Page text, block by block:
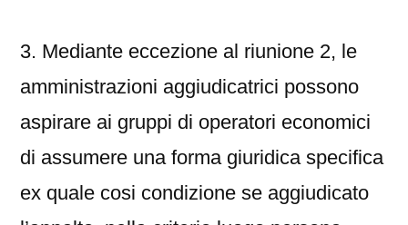
3. Mediante eccezione al riunione 2, le
amministrazioni aggiudicatrici possono
aspirare ai gruppi di operatori economici
di assumere una forma giuridica specifica
ex quale cosi condizione se aggiudicato